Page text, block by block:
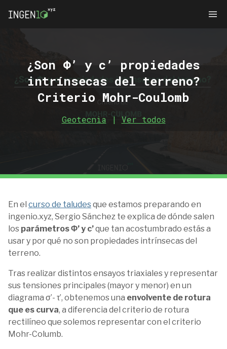
¿Son Φ’ y c’ propiedades
intrínsecas del terreno?
Criterio Mohr-Coulomb
Geotecnia | Ver todos
En el curso de taludesque estamos preparando en
ingenio.xyz, Sergio Sánchez te explica de dónde salen
los parámetros Φ’ y c’que tan acostumbrado estás a
usar y por qué no son propiedades intrínsecas del
terreno.
Tras realizar distintos ensayos triaxiales y representar
sus tensiones principales (mayor y menor) en un
diagrama σ’- τ’, obtenemos una envolvente de rotura
que es curva, a diferencia del criterio de rotura
rectilíneo que solemos representar con el criterio
Mohr-Columb.